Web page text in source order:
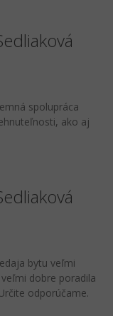
spolupráca
ako aj
bytu veľmi
dobre poradila
odporúčame.